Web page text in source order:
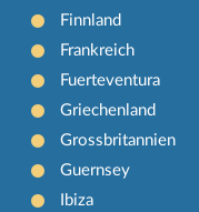
Finnland
Frankreich
Fuerteventura
Griechenland
Grossbritannien
Guernsey
Ibiza